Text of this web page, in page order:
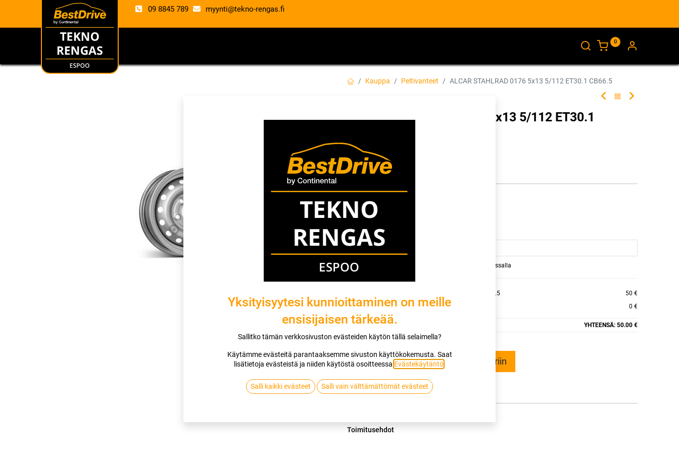
09 8845 789 myynti@tekno-rengas.fi
0
Kauppa Peltivanteet ALCAR STAHLRAD 0176 5x13 5/112 ET30.1 CB66.5
ALCAR STAHLRAD 0176 5x13 5/112 ET30.1
EAN:9008070000198
50,00€ / kpl
Toimitusaika:
Asennuspalvelu
Mikäli valitset asennuksen, pääset varaamaan ajan kassalla
X ALCAR STAHLRAD 0176 5X13 5/112 ET30.1 CB66.5
50 €
EI ASENNUSTA
0 €
YHTEENSÄ: 50.00 €
Lisää ostoskoriin
Vertaa Lisää toivelistalle
Toimitusehdot
Yksityisyytesi kunnioittaminen on meille
ensisijaisen tärkeää.
Sallitko tämän verkkosivuston evästeiden käytön tällä selaimella?
Käytämme evästeitä parantaaksemme sivuston käyttökokemusta. Saat
lisätietoja evästeistä ja niiden käytöstä osoitteessa Evästekäytäntö.
Salli kaikki evästeet Salli vain välttämättömät evästeet